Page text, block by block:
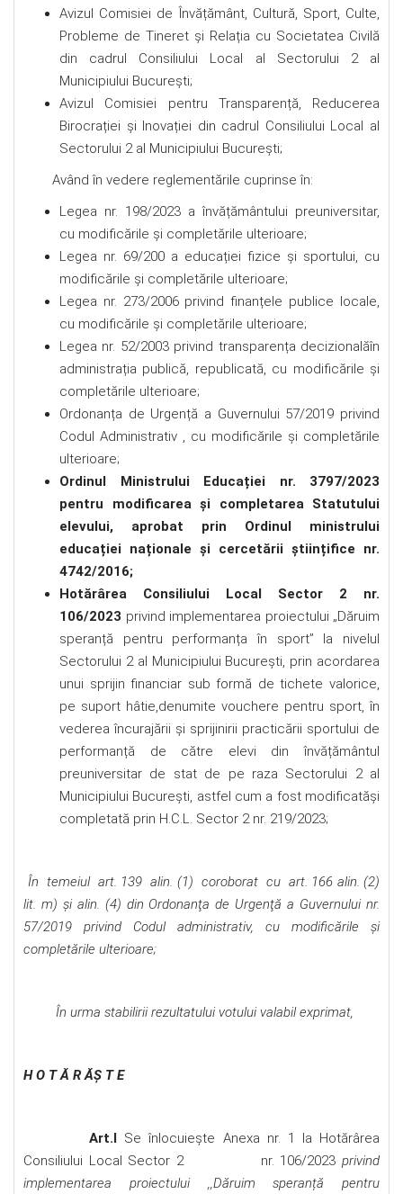
Avizul Comisiei de Învățământ, Cultură, Sport, Culte,
Probleme de Tineret și Relația cu Societatea Civilă
din cadrul Consiliului Local al Sectorului 2 al
Municipiului Bucureşti;
Avizul Comisiei pentru Transparență, Reducerea
Birocrației și Inovației din cadrul Consiliului Local al
Sectorului 2 al Municipiului Bucureşti;
Având în vedere reglementările cuprinse în:
Legea nr. 198/2023 a învățământului preuniversitar,
cu modificările și completările ulterioare;
Legea nr. 69/200 a educației fizice și sportului, cu
modificările și completările ulterioare;
Legea nr. 273/2006 privind finanțele publice locale,
cu modificările și completările ulterioare;
Legea nr. 52/2003 privind transparența decizionalăîn
administrația publică, republicată, cu modificările și
completările ulterioare;
Ordonanța de Urgență a Guvernului 57/2019 privind
Codul Administrativ , cu modificările și completările
ulterioare;
Ordinul Ministrului Educației nr. 3797/2023
pentru modificarea și completarea Statutului
elevului, aprobat prin Ordinul ministrului
educației naționale și cercetării științifice nr.
4742/2016;
Hotărârea Consiliului Local Sector 2 nr.
106/2023 privind implementarea proiectului „Dăruim
speranță pentru performanța în sport” la nivelul
Sectorului 2 al Municipiului București, prin acordarea
unui sprijin financiar sub formă de tichete valorice,
pe suport hâtie,denumite vouchere pentru sport, în
vederea încurajării și sprijinirii practicării sportului de
performanță de către elevi din învățământul
preuniversitar de stat de pe raza Sectorului 2 al
Municipiului București, astfel cum a fost modificatăși
completată prin H.C.L. Sector 2 nr. 219/2023;
În temeiul art. 139 alin. (1) coroborat cu art. 166 alin. (2)
lit. m) și alin. (4) din Ordonanţa de Urgenţă a Guvernului nr.
57/2019 privind Codul administrativ, cu modificările și
completările ulterioare;
În urma stabilirii rezultatului votului valabil exprimat,
H O T Ă R ĂŞ T E
Art.I Se înlocuiește Anexa nr. 1 la Hotărârea
Consiliului Local Sector 2 nr. 106/2023 privind
implementarea proiectului ,,Dăruim speranță pentru